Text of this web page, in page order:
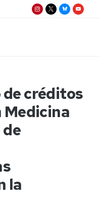
créditos
Medicina
la